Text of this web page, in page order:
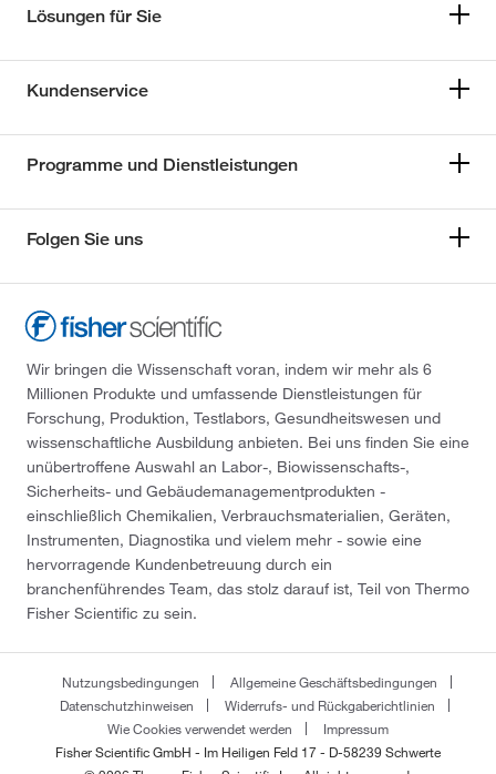
Lösungen für Sie
Kundenservice
Programme und Dienstleistungen
Folgen Sie uns
Wir bringen die Wissenschaft voran, indem wir mehr als 6
Millionen Produkte und umfassende Dienstleistungen für
Forschung, Produktion, Testlabors, Gesundheitswesen und
wissenschaftliche Ausbildung anbieten. Bei uns finden Sie eine
unübertroffene Auswahl an Labor-, Biowissenschafts-,
Sicherheits- und Gebäudemanagementprodukten -
einschließlich Chemikalien, Verbrauchsmaterialien, Geräten,
Instrumenten, Diagnostika und vielem mehr - sowie eine
hervorragende Kundenbetreuung durch ein
branchenführendes Team, das stolz darauf ist, Teil von Thermo
Fisher Scientific zu sein.
Nutzungsbedingungen
Allgemeine Geschäftsbedingungen
Datenschutzhinweisen
Widerrufs- und Rückgaberichtlinien
Wie Cookies verwendet werden
Impressum
Fisher Scientific GmbH - Im Heiligen Feld 17 - D-58239 Schwerte